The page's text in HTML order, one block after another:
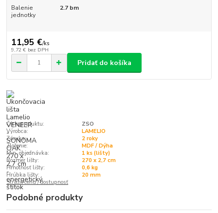
Balenie
jednotky
2.7 bm
11,95 €/ks
9,72 € bez DPH
Pridať do košíka
Číslo produktu:
ZSO
Výrobca:
LAMELIO
Záruka:
2 roky
Zloženie:
MDF / Dýha
Min. objednávka:
1 ks (lišty)
Rozmer lišty:
270 x 2,7 cm
Hmotnosť lišty:
0,6 kg
Hrúbka lišty:
20 mm
Strážiť cenu / dostupnosť
Podobné produkty